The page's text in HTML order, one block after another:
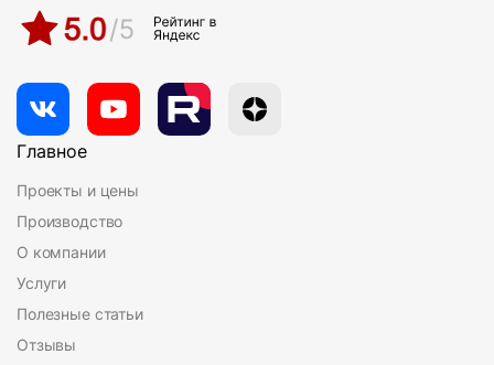
Главное
Проекты и цены
Производство
О компании
Услуги
Полезные статьи
Отзывы